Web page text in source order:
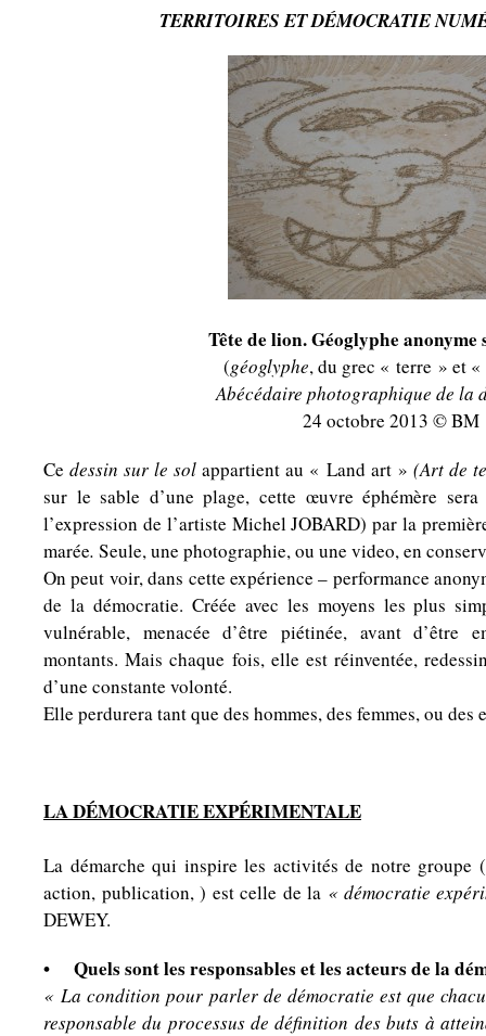
TERRITOIRES ET DÉMOCRATIE
Tête de lion. Géoglyphe anonyme
(géoglyphe, du grec « terre » et
Abécédaire photographique de la
24 octobre 2013 © BM
Ce dessin sur le solappartient au « Land art »(Art de
sur le sable d’une plage, cette œuvre éphémère
l’expression de l’artiste Michel JOBARD) par la
marée. Seule, une photographie, ou une video, en
On peut voir, dans cette expérience – performance
de la démocratie. Créée avec les moyens les plus
vulnérable, menacée d’être piétinée, avant d’être
montants. Mais chaque fois, elle est réinventée,
d’une constante volonté.
Elle perdurera tant que des hommes, des femmes, ou
LA DÉMOCRATIE EXPÉRIMENTALE
La démarche qui inspire les activités de notre groupe
action, publication, ) est celle de la « démocratie
DEWEY.
• Quels sont les responsables et les acteurs de la
« La condition pour parler de démocratie est que
responsable du processus de définition des buts à